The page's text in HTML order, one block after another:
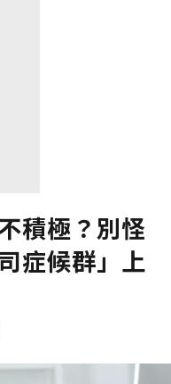
積極？別怪
症候群」上